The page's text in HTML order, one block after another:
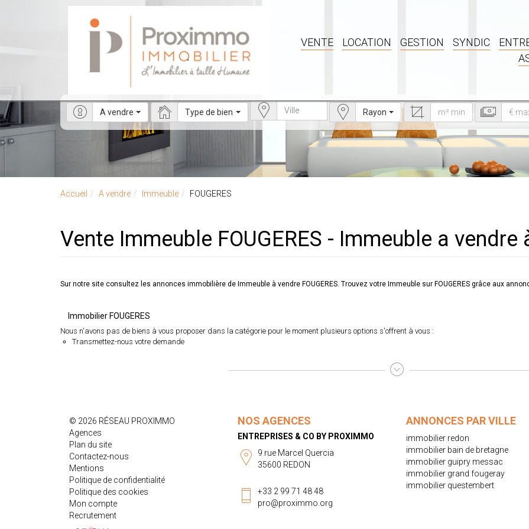
VENTE LOCATION GESTION SYNDIC
A vendre Type de bien Rayon
Accueil A vendre Immeuble FOUGERES
Vente Immeuble FOUGERES - Immeuble a vendre
Sur notre site consultez les annonces immobilière de Immeuble à vendre FOUGERES. Trouvez votre Immeuble sur FOUGERES grâce aux
Immobilier FOUGERES
Nous n'avons pas de biens à vous proposer dans la catégorie pour le moment plusieurs options s'offrent à vous :
Transmettez-nous votre demande
© 2026 RÉSEAU PROXIMMO
Agences
Plan du site
Contactez-nous
Mentions
Politique de confidentialité
Politique des cookies
Mon compte
Recrutement
NOS AGENCES
ENTREPRISES & CO BY PROXIMMO
9 rue Marcel Quercia
35600 REDON
+33 2 99 71 48 48
pro@proximmo.org
ANNONCES PAR VILLE
immobilier redon
immobilier bain de bretagne
immobilier guipry messac
immobilier grand fougeray
immobilier questembert